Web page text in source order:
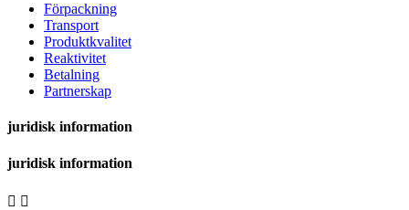
Förpackning
Transport
Produktkvalitet
Reaktivitet
Betalning
Partnerskap
juridisk information
juridisk information
 